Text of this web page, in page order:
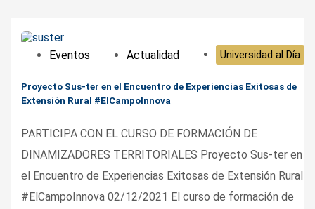
Eventos Actualidad Universidad al Día
Proyecto Sus-ter en el Encuentro de Experiencias Exitosas de
Extensión Rural #ElCampoInnova
PARTICIPA CON EL CURSO DE FORMACIÓN DE
DINAMIZADORES TERRITORIALES Proyecto Sus-ter en
el Encuentro de Experiencias Exitosas de Extensión Rural
#ElCampoInnova 02/12/2021 El curso de formación de